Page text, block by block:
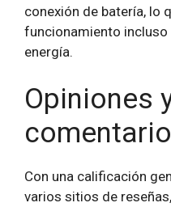
conexión de batería, lo
funcionamiento incluso
energía.
Opiniones
Con una calificación
varios sitios de